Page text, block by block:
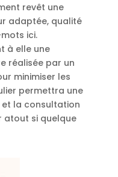
revêt une
adaptée, qualité
ici.
à elle une
réalisée par un
minimiser les
permettra une
la consultation
atout si quelque